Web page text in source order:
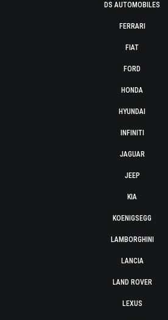
DS AUTOMOBILES
FERRARI
FIAT
FORD
HONDA
HYUNDAI
INFINITI
JAGUAR
JEEP
KIA
KOENIGSEGG
LAMBORGHINI
LANCIA
LAND ROVER
LEXUS